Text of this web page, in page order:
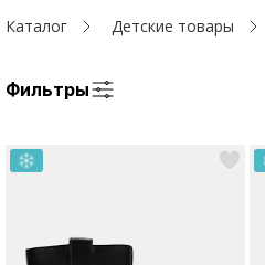
Женщинам
Каталог Детские товары
Фильтры